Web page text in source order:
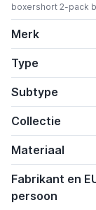
boxershort 2-pack
Merk
Type
Subtype
Collectie
Materiaal
Fabrikant en
persoon